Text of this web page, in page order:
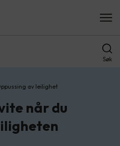
Søk
av leilighet
når du